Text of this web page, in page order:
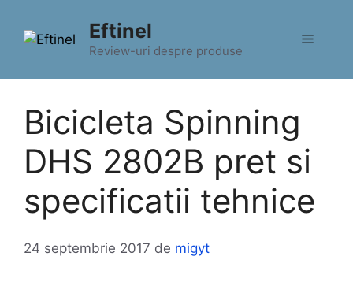
conținut
Eftinel
Review-uri despre produse
Meniu
Bicicleta Spinning
DHS 2802B pret si
specificatii tehnice
24 septembrie 2017 de migyt